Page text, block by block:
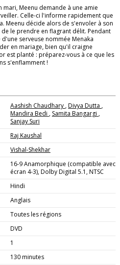
Meenu demande à une amie
Celle-ci l'informe rapidement que
Meenu décide alors de s'envoler à son
le prendre en flagrant délit. Pendant
serveuse nommée Menaka
en mariage, bien qu'il craigne
est planté : préparez-vous à ce que les
s'enflamment !
Aashish Chaudhary ,Divya Dutta ,
Mandira Bedi , Samita Bangargi ,
Sanjay Suri
Raj Kaushal
Vishal-Shekhar
16-9 Anamorphique (compatible avec
écran 4-3), Dolby Digital 5.1, NTSC
Hindi
Anglais
Toutes les régions
DVD
1
130 minutes